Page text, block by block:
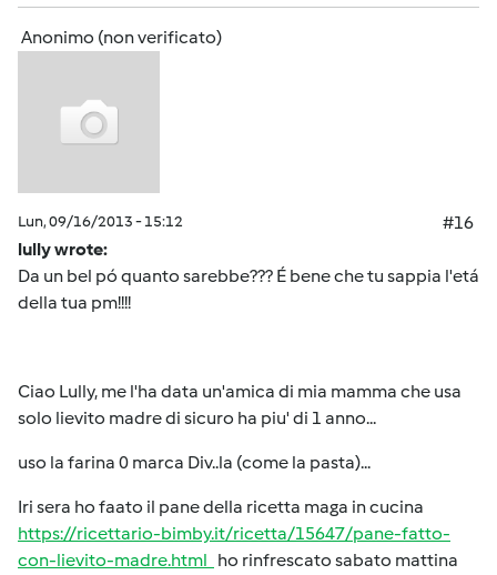
Anonimo (non verificato)
Lun, 09/16/2013 - 15:12
#16
lully wrote:
Da un bel pó quanto sarebbe??? É bene che tu sappia l'etá
della tua pm!!!!
Ciao Lully, me l'ha data un'amica di mia mamma che usa
solo lievito madre di sicuro ha piu' di 1 anno...
uso la farina 0 marca Div..la (come la pasta)...
Iri sera ho faato il pane della ricetta maga in cucina
https://ricettario-bimby.it/ricetta/15647/pane-fatto-
con-lievito-madre.html ho rinfrescato sabato mattina